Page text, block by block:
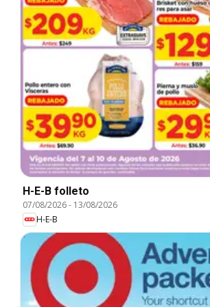
H-E-B folleto
07/08/2026- 13/08/2026
H-E-B